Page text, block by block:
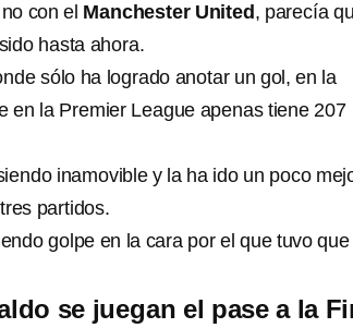
con el Manchester United , parecía
hasta ahora.
sólo ha logrado anotar un gol, en la
en la Premier League apenas tiene 207
inamovible y la ha ido un poco
partidos.
golpe en la cara por el que tuvo
se juegan el pase a la